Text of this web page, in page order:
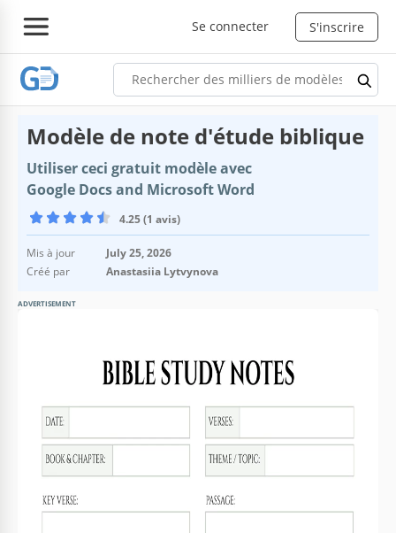
Se connecter S'inscrire
Modèle de note d'étude biblique
Utiliser ceci gratuit modèle avec
Google Docs and Microsoft Word
4.25 (1 avis)
Mis à jour
July 25, 2026
Créé par
Anastasiia Lytvynova
ADVERTISEMENT